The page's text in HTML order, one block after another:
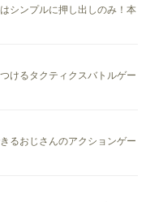
シンプルに押し出しのみ！本
けるタクティクスバトルゲー
るおじさんのアクションゲー